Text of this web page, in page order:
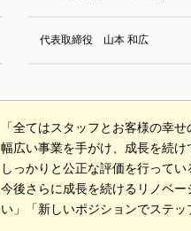
代表取締役 山本 和広
「全てはスタッフとお客様の幸
幅広い事業を手がけ、成長を続
しっかりと公正な評価を行ってい
今後さらに成長を続けるリノベ
い」「新しいポジションでステッ